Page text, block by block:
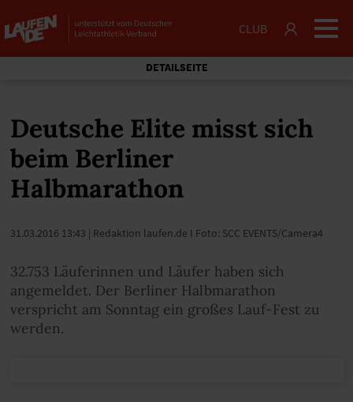
CLUB
DETAILSEITE
Deutsche Elite misst sich
beim Berliner
Halbmarathon
31.03.2016 13:43 | Redaktion laufen.de I Foto: SCC EVENTS/Camera4
32.753 Läuferinnen und Läufer haben sich
angemeldet. Der Berliner Halbmarathon
verspricht am Sonntag ein großes Lauf-Fest zu
werden.